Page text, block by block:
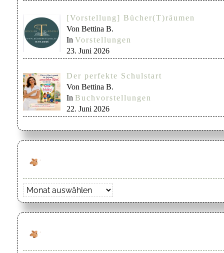
[Vorstellung] Bücher(T)räumen
Von Bettina B.
In Vorstellungen
23. Juni 2026
Der perfekte Schulstart
Von Bettina B.
In Buchvorstellungen
22. Juni 2026
Archiv